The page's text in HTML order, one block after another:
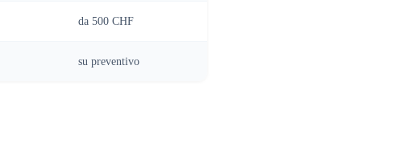
da 500 CHF
su preventivo